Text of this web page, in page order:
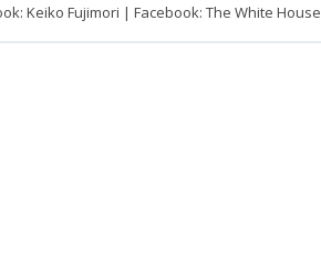
Keiko Fujimori | Facebook: The White House